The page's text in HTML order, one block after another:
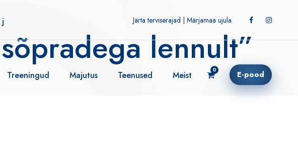
alates kell 6:00! Järta terviserajad Märjamaa ujula
Treeningud Majutus Teenused Meist 0 E-pood
lennult”